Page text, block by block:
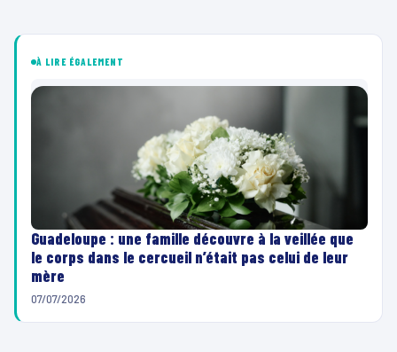
À LIRE ÉGALEMENT
Guadeloupe : une famille découvre à la veillée que
le corps dans le cercueil n’était pas celui de leur
mère
07/07/2026